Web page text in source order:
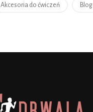
Akcesoria do ćwiczeń Blog